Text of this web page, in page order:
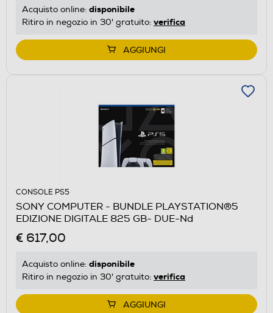
Acquisto online: disponibile
Ritiro in negozio in 30' gratuito: verifica
AGGIUNGI
CONSOLE PS5
SONY COMPUTER - BUNDLE PLAYSTATION®5
EDIZIONE DIGITALE 825 GB- DUE-Nd
€ 617,00
Acquisto online: disponibile
Ritiro in negozio in 30' gratuito: verifica
AGGIUNGI